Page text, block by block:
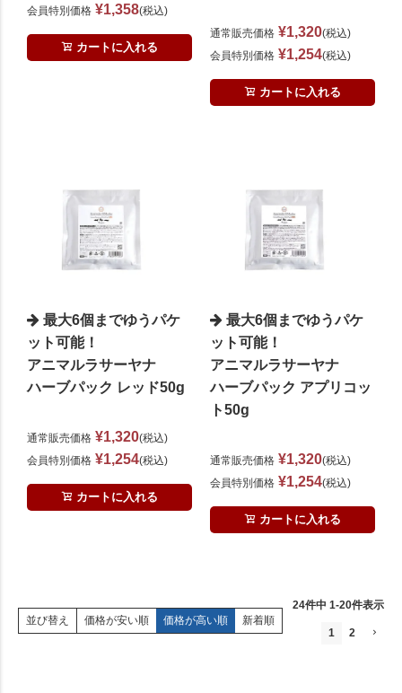
会員特別価格 ¥1,358 税込
カートに入れる
通常販売価格 ¥1,320 税込
会員特別価格 ¥1,254 税込
カートに入れる
最大6個までゆうパケ
ット可能！
アニマルラサーヤナ
ハーブパック レッド50g
通常販売価格 ¥1,320 税込
会員特別価格 ¥1,254 税込
カートに入れる
最大6個までゆうパケ
ット可能！
アニマルラサーヤナ
ハーブパック アプリコッ
ト50g
通常販売価格 ¥1,320 税込
会員特別価格 ¥1,254 税込
カートに入れる
並び替え 価格が安い順 価格が高い順 新着順
24件中 1-20件表示
1 2